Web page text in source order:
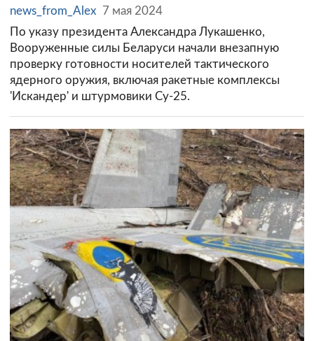
news_from_Alex 7 мая 2024
По указу президента Александра Лукашенко,
Вооруженные силы Беларуси начали внезапную
проверку готовности носителей тактического
ядерного оружия, включая ракетные комплексы
'Искандер' и штурмовики Су-25.